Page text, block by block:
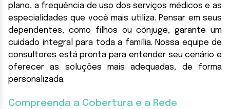
plano, a frequência de uso dos serviços médicos e as
especialidades que você mais utiliza. Pensar em seus
dependentes, como filhos ou cônjuge, garante um
cuidado integral para toda a família. Nossa equipe de
consultores está pronta para entender seu cenário e
oferecer as soluções mais adequadas, de forma
personalizada.
Compreenda a Cobertura e a Rede